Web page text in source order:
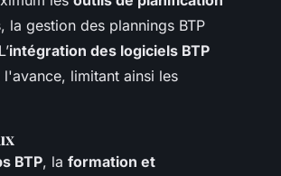
la gestion des plannings BTP
intégration des logiciels BTP
limitant ainsi les
BTP, la formation et